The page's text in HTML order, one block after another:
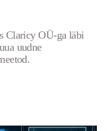
Claricy OÜ-ga läbi
uudne